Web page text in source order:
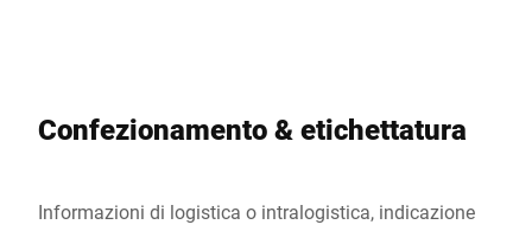
Confezionamento & etichettatura
Informazioni di logistica o intralogistica, indicazione